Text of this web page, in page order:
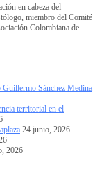
en cabeza del
miembro del Comité
Colombiana de
Guillermo Sánchez Medina
territorial en el
24 junio, 2026
2026